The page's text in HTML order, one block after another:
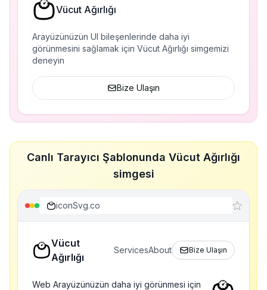
Vücut Ağırlığı
Arayüzünüzün UI bileşenlerinde daha iyi
görünmesini sağlamak için Vücut Ağırlığı simgemizi
deneyin
Bize Ulaşın
Canlı Tarayıcı Şablonunda Vücut Ağırlığı
simgesi
iconSvg.co
Vücut
Ağırlığı
ServicesAbout Bize Ulaşın
Web Arayüzünüzün daha iyi görünmesi için